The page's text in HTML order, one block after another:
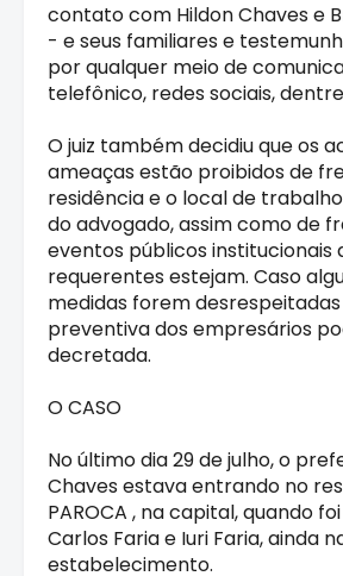
contato com Hildon Chaves e
- e seus familiares e
por qualquer meio de
telefônico, redes sociais,
O juiz também decidiu que os
ameaças estão proibidos de
residência e o local de
do advogado, assim como de
eventos públicos institucionais
requerentes estejam. Caso
medidas forem desrespeitadas
preventiva dos empresários
decretada.
O CASO
No último dia 29 de julho, o
Chaves estava entrando no
PAROCA , na capital, quando
Carlos Faria e Iuri Faria, ainda
estabelecimento.